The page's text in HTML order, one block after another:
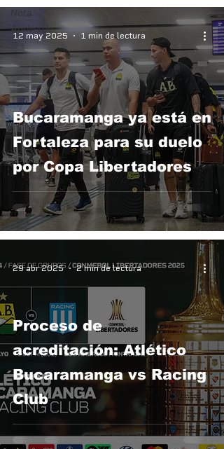
Nota
Auriverde
Bucaramanga ya está en
Fortaleza para su duelo
por Copa Libertadores
12 may 2025 1 min de lectura
Proceso de
acreditación: Atlético
Bucaramanga vs Racing
Club
29 abr 2025 2 min de lectura